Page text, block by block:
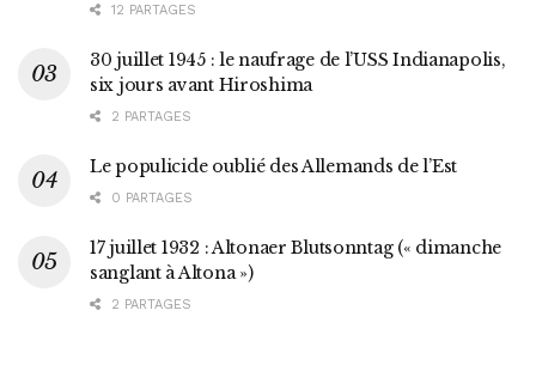
12 PARTAGES
30 juillet 1945 : le naufrage de l’USS Indianapolis,
six jours avant Hiroshima
2 PARTAGES
Le populicide oublié des Allemands de l’Est
0 PARTAGES
17 juillet 1932 : Altonaer Blutsonntag (« dimanche
sanglant à Altona »)
2 PARTAGES